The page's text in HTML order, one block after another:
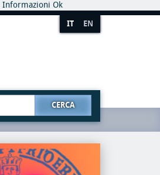
Informazioni Ok
IT EN
CERCA